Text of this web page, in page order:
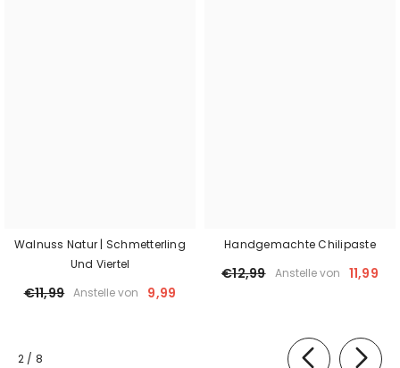
Walnuss Natur | Schmetterling
Und Viertel
€11,99 Anstelle von 9,99
Handgemachte Chilipaste
€12,99 Anstelle von 11,99
2 / von
8